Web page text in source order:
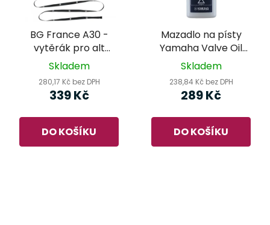
BG France A30 -
vytěrák pro alt
saxofon
Skladem
280,17 Kč bez DPH
339 Kč
DO KOŠÍKU
Mazadlo na písty
Yamaha Valve Oil
Synthetic Vintage
Skladem
238,84 Kč bez DPH
289 Kč
DO KOŠÍKU